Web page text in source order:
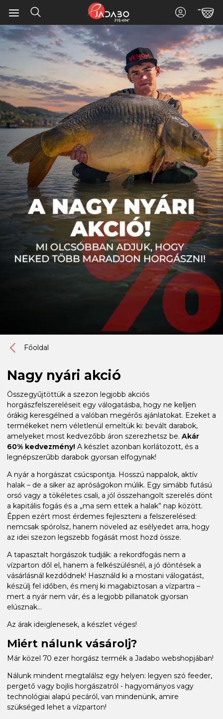
Főoldal
Nagy nyári akció
Összegyűjtöttük a szezon legjobb akciós
horgászfelszereléseit egy válogatásba, hogy ne kelljen
órákig keresgélned a valóban megérős ajánlatokat. Ezeket a
termékeket nem véletlenül emeltük ki: bevált darabok,
amelyeket most kedvezőbb áron szerezhetsz be. Akár
60% kedvezmény! A készlet azonban korlátozott, és a
legnépszerűbb darabok gyorsan elfogynak!
A nyár a horgászat csúcspontja. Hosszú nappalok, aktív
halak – de a siker az apróságokon múlik. Egy simább futású
orsó vagy a tökéletes csali, a jól összehangolt szerelés dönt
a kapitális fogás és a „ma sem ettek a halak” nap között.
Éppen ezért most érdemes fejleszteni a felszerelésed:
nemcsak spórolsz, hanem növeled az esélyedet arra, hogy
az idei szezon legszebb fogását most hozd össze.
A tapasztalt horgászok tudják: a rekordfogás nem a
vízparton dől el, hanem a felkészülésnél, a jó döntések a
vásárlásnál kezdődnek! Használd ki a mostani válogatást,
készülj fel időben, és menj ki magabiztosan a vízpartra –
mert a nyár nem vár, és a legjobb pillanatok gyorsan
elúsznak...
Az árak ideiglenesek, a készlet véges!
Miért nálunk vásárolj?
Már közel 70 ezer horgász termék a Jadabo webshopjában!
Nálunk mindent megtalálsz egy helyen: legyen szó feeder,
pergető vagy bojlis horgászatról - hagyományos vagy
technológiai alapú pecáról, van mindenünk, amire
szükséged lehet a vízparton!